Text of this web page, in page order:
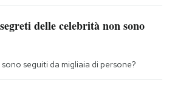
delle celebrità non sono
seguiti da migliaia di persone?